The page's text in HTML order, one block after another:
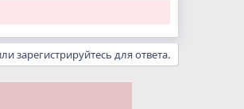
зарегистрируйтесь для ответа.